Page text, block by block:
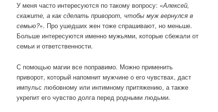
У меня часто интересуются по такому вопросу: «Алексей,
скажите, а как сделать приворот, чтобы муж вернулся в
семью?». Про ушедших жен тоже спрашивают, но меньше.
Больше интересуются именно мужьями, которые сбежали от
семьи и ответственности.
С помощью магии все поправимо. Можно применить
приворот, который напомнит мужчине о его чувствах, даст
импульс любовному или интимному притяжению, а также
укрепит его чувство долга перед родными людьми.